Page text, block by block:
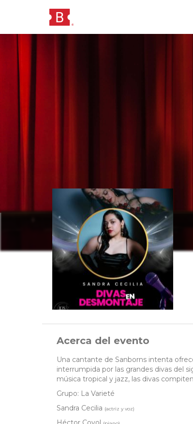
Acerca del evento
Una cantante de Sanborns intenta
interrumpida por las grandes divas del
música tropical y jazz, las divas
Grupo: La Varieté
Sandra Cecilia (actriz y voz)